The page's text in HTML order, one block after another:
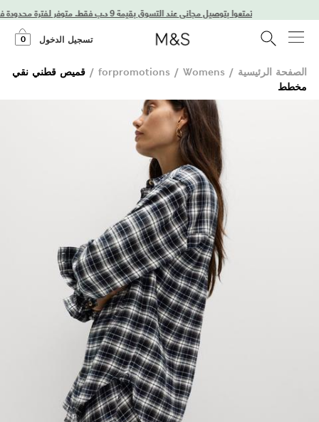
تسجيل الدخول 0
الصفحة الرئيسية /
forpromotions / Womens
/ قميص قطني نقي
مخطط